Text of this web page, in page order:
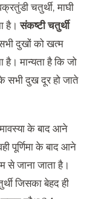
चतुर्थी, माघी
है।संकष्‍टी चतुर्थी
दुखों को खत्म
मान्‍यता है कि जो
सभी दुख दूर हो जाते
के बाद आने
पूर्णिमा के बाद आने
से जाना जाता है।
जिसका बेहद ही